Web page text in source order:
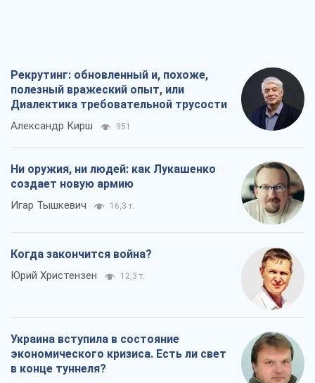
Рекрутинг: обновленный и, похоже,
полезный вражеский опыт, или
Диалектика требовательной трусости
Александр Кирш 951
Ни оружия, ни людей: как Лукашенко
создает новую армию
Игар Тышкевич 16,3 т.
Когда закончится война?
Юрий Христензен 12,3 т.
Украина вступила в состояние
экономического кризиса. Есть ли свет
в конце туннеля?